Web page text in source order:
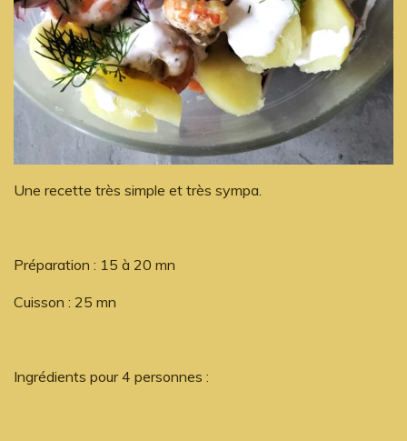
Une recette très simple et très sympa.
Préparation : 15 à 20 mn
Cuisson : 25 mn
Ingrédients pour 4 personnes :